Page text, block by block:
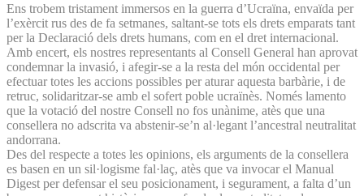
Ens trobem tristament immersos en la guerra d’Ucraïna, envaïda per
l’exèrcit rus des de fa setmanes, saltant-se tots els drets emparats tant
per la Declaració dels drets humans, com en el dret internacional.
Amb encert, els nostres representants al Consell General han aprovat
condemnar la invasió, i afegir-se a la resta del món occidental per
efectuar totes les accions possibles per aturar aquesta barbàrie, i de
retruc, solidaritzar-se amb el sofert poble ucraïnès. Només lamento
que la votació del nostre Consell no fos unànime, atès que una
consellera no adscrita va abstenir-se’n al·legant l’ancestral neutralitat
andorrana.
Des del respecte a totes les opinions, els arguments de la consellera
es basen en un sil·logisme fal·laç, atès que va invocar el Manual
Digest per defensar el seu posicionament, i segurament, a falta d’un